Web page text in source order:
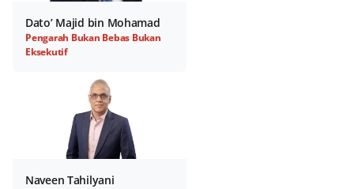
Dato’ Majid bin Mohamad
Pengarah Bukan Bebas Bukan
Eksekutif
Naveen Tahilyani